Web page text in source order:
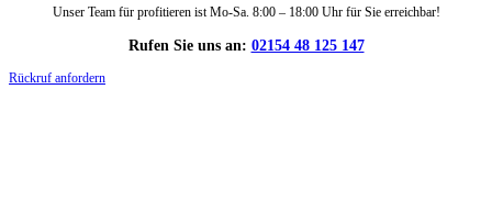
Unser Team für profitieren ist Mo-Sa. 8:00 – 18:00 Uhr für Sie erreichbar!
Rufen Sie uns an: 02154 48 125 147
Rückruf anfordern